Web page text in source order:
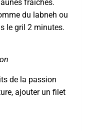
fraîches.
du labneh ou
le gril 2 minutes.
de la passion
ajouter un filet